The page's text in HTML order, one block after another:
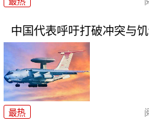
中国代表呼吁打破冲突与
最热